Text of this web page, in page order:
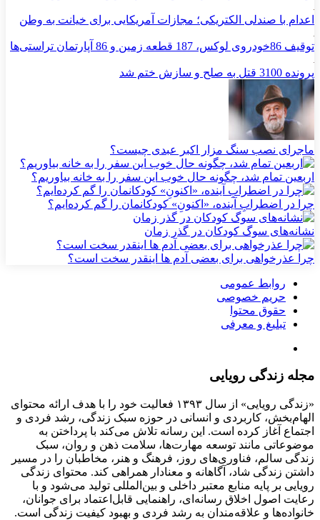
اعدام با صندلی الکتریکی؛ مجازات آمریکایی برای خیانت به وطن
توقیف 86خودروی لوکس، 187 قطعه زمین و 86 آپارتمان تراستی‌ها
پرونده 3100 قتل به صلح و سازش ختم شد
ماجرای نصب سنگ مزار اکبر عبدی چیست؟
اربعین تمام شد، چگونه حال خوب این سفر را به خانه بیاوریم؟
چرا در اضطرابِ آینده، «اکنونِ» کودکانمان را گم کرده‌ایم؟
نشانه‌های سوگ کودکان در گذر زمان
چرا عذرخواهی برای بعضی آدم ها اینقدر سخت است؟
روابط عمومی
حریم خصوصی
حقوق محتوا
تبلیغ و معرفی
مجله زندگی رویایی
«زندگی رویایی» از سال ۱۳۹۳ فعالیت خود را با هدف ارائه محتوای
الهام‌بخش، کاربردی و انسانی در حوزه سبک زندگی، رشد فردی و
اجتماع آغاز کرده است. این رسانه تلاش می‌کند با پرداختن به
موضوعاتی مانند توسعه مهارت‌ها، سلامت ذهن و روان، سبک
زندگی سالم، فناوری‌های روز، فرهنگ و هنر، مخاطبان را در مسیر
داشتن زندگی شاد، آگاهانه و معنادار همراهی کند. محتوای زندگی
رویایی بر پایه منابع معتبر داخلی و بین‌المللی تولید می‌شود و با
رعایت اصول اخلاق رسانه‌ای، راهنمایی قابل‌اعتماد برای جوانان،
خانواده‌ها و علاقه‌مندان به رشد فردی و بهبود کیفیت زندگی است.